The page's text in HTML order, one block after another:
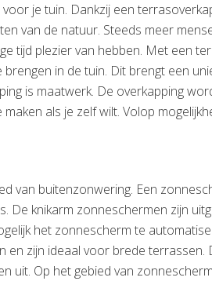
je tuin. Dankzij een
van de natuur. Steeds meer
tijd plezier van hebben. Met een
in de tuin. Dit brengt een
is maatwerk. De overkapping
als je zelf wilt. Volop
van buitenzonwering. Een
De knikarm zonneschermen zijn
het zonnescherm te
zijn ideaal voor brede terrassen.
uit. Op het gebied van